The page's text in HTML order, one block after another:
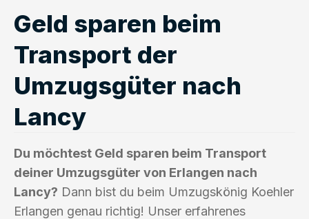
Geld sparen beim
Transport der
Umzugsgüter nach
Lancy
Du möchtest Geld sparen beim Transport
deiner Umzugsgüter von Erlangen nach
Lancy? Dann bist du beim Umzugskönig Koehler
Erlangen genau richtig! Unser erfahrenes